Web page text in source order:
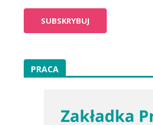
PRACA